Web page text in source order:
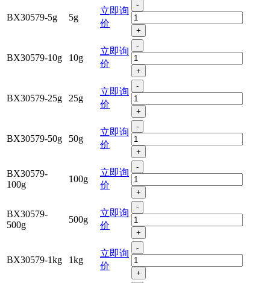
BX30579-5g 5g
立即询
价
-
+
BX30579-10g 10g
立即询
价
-
+
BX30579-25g 25g
立即询
价
-
+
BX30579-50g 50g
立即询
价
-
+
BX30579-
100g
100g
立即询
价
-
+
BX30579-
500g
500g
立即询
价
-
+
BX30579-1kg 1kg
立即询
价
-
+